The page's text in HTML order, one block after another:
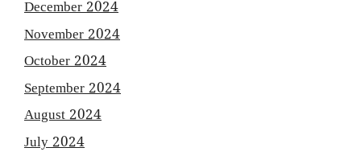
December 2024
November 2024
October 2024
September 2024
August 2024
July 2024